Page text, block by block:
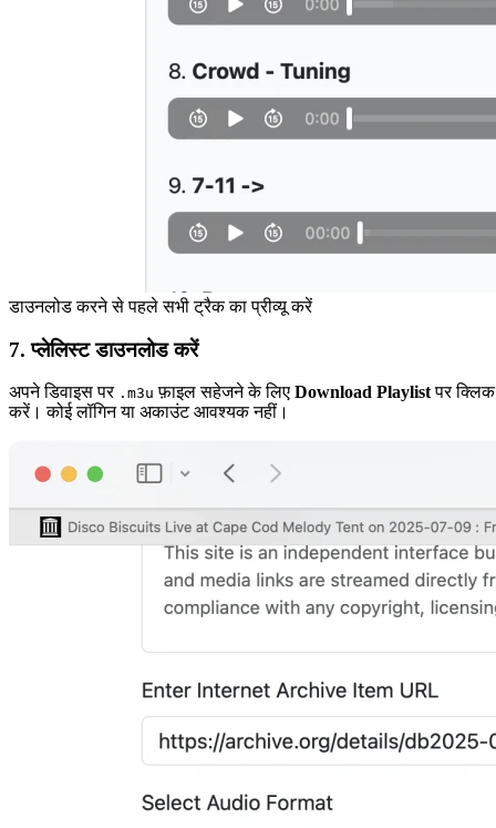
डाउनलोड करने से पहले सभी ट्रैक का प्रीव्यू करें
7. प्लेलिस्ट डाउनलोड करें
अपने डिवाइस पर .m3u फ़ाइल सहेजने के लिए Download Playlistपर क्लिक
करें। कोई लॉगिन या अकाउंट आवश्यक नहीं।